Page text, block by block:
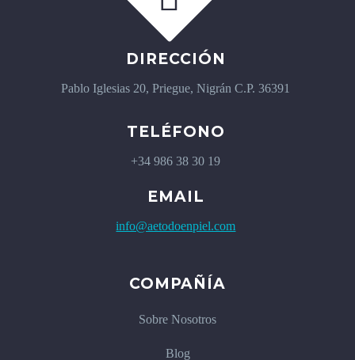
DIRECCIÓN
Pablo Iglesias 20, Priegue, Nigrán C.P. 36391
TELÉFONO
+34 986 38 30 19
EMAIL
info@aetodoenpiel.com
COMPAÑÍA
Sobre Nosotros
Blog